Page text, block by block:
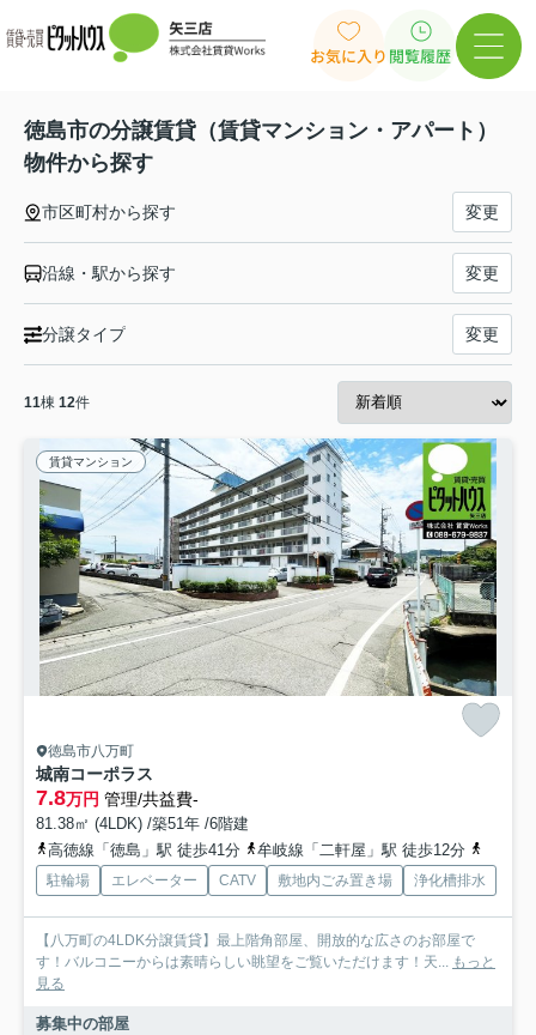
お気に入り 閲覧履歴
徳島市の分譲賃貸（賃貸マンション・アパート）
物件から探す
市区町村から探す 変更
沿線・駅から探す 変更
分譲タイプ 変更
11棟 12件
賃貸マンション
徳島市八万町
城南コーポラス
7.8万円 管理/共益費-
81.38㎡ (4LDK) /築51年 /6階建
高徳線「徳島」駅 徒歩41分
牟岐線「二軒屋」駅 徒歩12分
駐輪場 エレベーター CATV 敷地内ごみ置き場 浄化槽排水
【八万町の4LDK分譲賃貸】最上階角部屋、開放的な広さのお部屋で
す！バルコニーからは素晴らしい眺望をご覧いただけます！天... もっと
見る
募集中の部屋